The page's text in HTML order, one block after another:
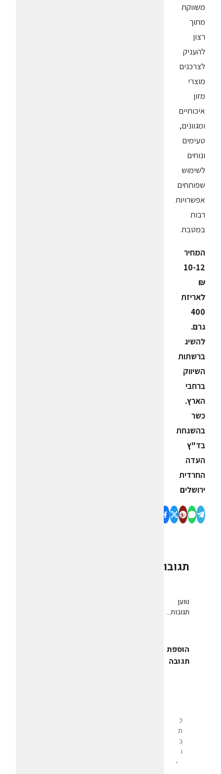
משווקת
מתוך
רצון
להעניק
לצרכנים
מוצרי
מזון
איכותיים
ומגוונים,
טעימים
ונוחים
לשימוש
שפותחים
אפשרויות
רבות
במטבח.
המחיר
10-12
₪
לאריזת
400
גרם.
להשיג
ברשתות
השיווק
ברחבי
הארץ.
כשר
בהשגחת
בד"ץ
העדה
החרדית
ירושלים
תגובות
טוען
תגובות...
הוספת
תגובה